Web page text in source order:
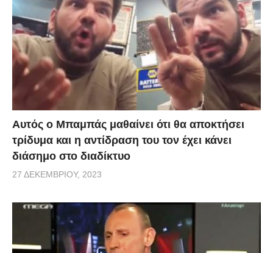
Αυτός ο Μπαμπάς μαθαίνει ότι θα αποκτήσει
τρίδυμα και η αντίδραση του τον έχει κάνει
διάσημο στο διαδίκτυο
27 ΔΕΚΕΜΒΡΊΟΥ, 2023